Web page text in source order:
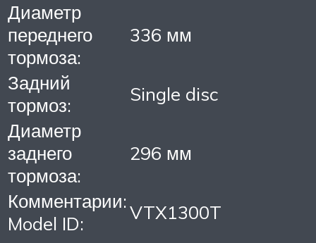
Диаметр
переднего
тормоза:
336 мм
Задний
тормоз:
Single disc
Диаметр
заднего
тормоза:
296 мм
Комментарии:
Model ID:
VTX1300T